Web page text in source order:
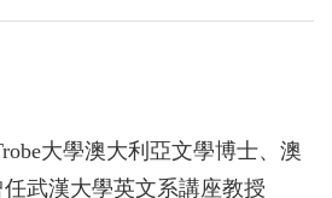
齡相差懸殊，但因對文學的追
真意摯。小說循著他倆的足跡
們之間的傾心交談，逐漸展示
大學澳大利亞文學博士、澳
武漢大學英文系講座教授